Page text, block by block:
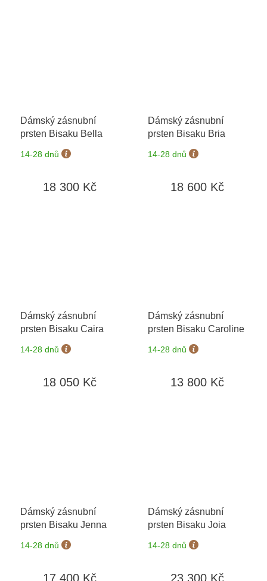
Dámský zásnubní
prsten Bisaku Bella
14-28 dnů
18 300 Kč
Dámský zásnubní
prsten Bisaku Bria
14-28 dnů
18 600 Kč
Dámský zásnubní
prsten Bisaku Caira
14-28 dnů
18 050 Kč
Dámský zásnubní
prsten Bisaku Caroline
14-28 dnů
13 800 Kč
Dámský zásnubní
prsten Bisaku Jenna
14-28 dnů
17 400 Kč
Dámský zásnubní
prsten Bisaku Joia
14-28 dnů
23 300 Kč